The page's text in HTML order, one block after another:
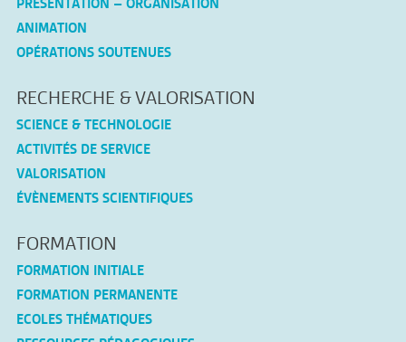
ANIMATION
OPÉRATIONS SOUTENUES
RECHERCHE & VALORISATION
SCIENCE & TECHNOLOGIE
ACTIVITÉS DE SERVICE
VALORISATION
ÉVÈNEMENTS SCIENTIFIQUES
FORMATION
FORMATION INITIALE
FORMATION PERMANENTE
ECOLES THÉMATIQUES